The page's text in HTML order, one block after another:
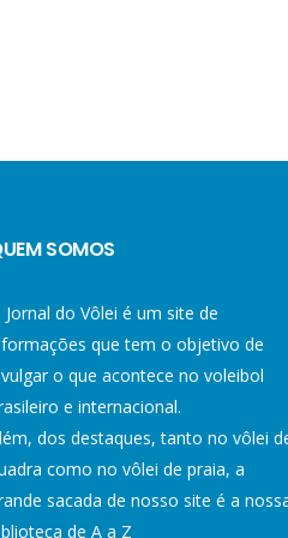
SOMOS
Jornal do Vôlei é um site de
que tem o objetivo de
o que acontece no voleibol
e internacional.
dos destaques, tanto no vôlei
como no vôlei de praia, a
sacada de nosso site é a
de A a Z